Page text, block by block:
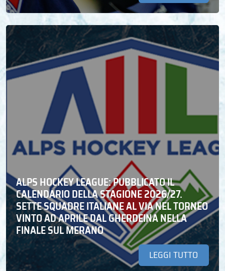
ALPS HOCKEY LEAGUE: PUBBLICATO IL
CALENDARIO DELLA STAGIONE 2026/27.
SETTE SQUADRE ITALIANE AL VIA NEL TORNEO
VINTO AD APRILE DAL GHERDEINA NELLA
FINALE SUL MERANO
LEGGI TUTTO